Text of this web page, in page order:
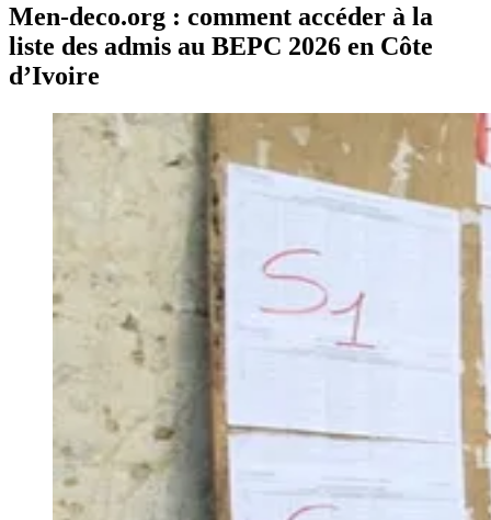
Men-deco.org : comment accéder à la
liste des admis au BEPC 2026 en Côte
d’Ivoire